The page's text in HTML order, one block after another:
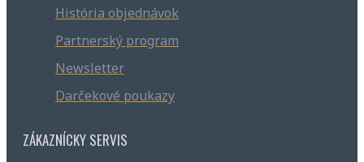
História objednávok
Partnerský program
Newsletter
Darčekové poukazy
ZÁKAZNÍCKY SERVIS